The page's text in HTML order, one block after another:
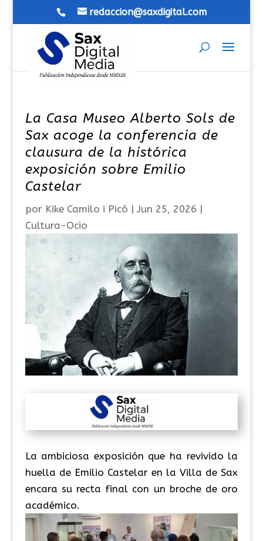
redaccion@saxdigital.com
La Casa Museo Alberto Sols de
Sax acoge la conferencia de
clausura de la histórica
exposición sobre Emilio
Castelar
por Kike Camilo i Picó | Jun 25, 2026 |
Cultura-Ocio
La ambiciosa exposición que ha revivido la
huella de Emilio Castelar en la Villa de Sax
encara su recta final con un broche de oro
académico.